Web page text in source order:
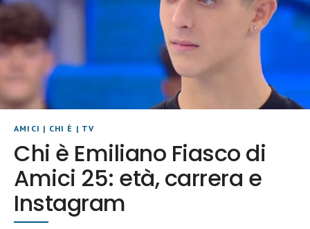
AMICI | CHI È | TV
Chi è Emiliano Fiasco di
Amici 25: età, carrera e
Instagram